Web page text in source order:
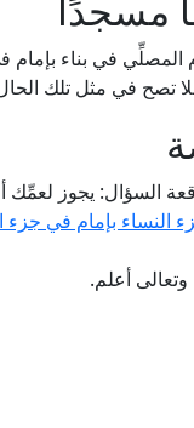
المصلِّي في بناء
تصح في مثل تلك
السؤال: يجوز لعمِّك
النساء بإمام في جزء
وتعالى أعلم.